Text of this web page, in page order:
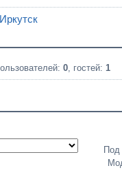
Иркутск
0, гостей: 1
Под